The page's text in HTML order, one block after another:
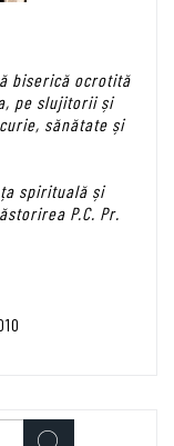
biserică ocrotită
pe slujitorii și
sănătate și
spirituală și
P.C. Pr.